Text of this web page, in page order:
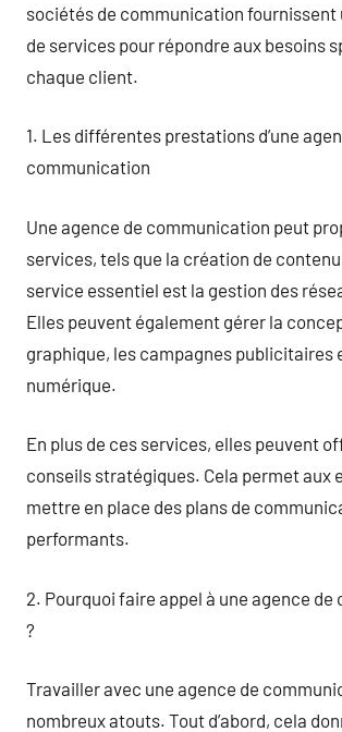
sociétés de communication fournissent
de services pour répondre aux besoins
chaque client.
1. Les différentes prestations d’une
communication
Une agence de communication peut
services, tels que la création de
service essentiel est la gestion des
Elles peuvent également gérer la
graphique, les campagnes publicitaires
numérique.
En plus de ces services, elles peuvent
conseils stratégiques. Cela permet aux
mettre en place des plans de
performants.
2. Pourquoi faire appel à une agence
?
Travailler avec une agence de
nombreux atouts. Tout d’abord, cela